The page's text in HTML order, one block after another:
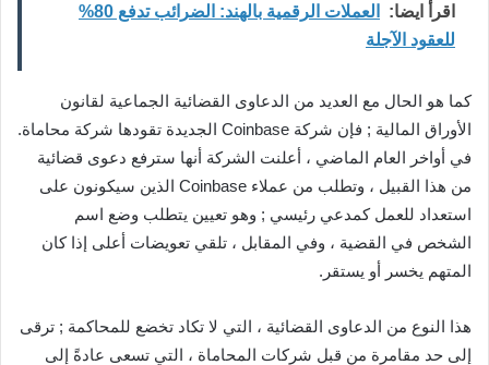
اقرأ ايضا:
العملات الرقمية بالهند: الضرائب تدفع 80%
للعقود الآجلة
كما هو الحال مع العديد من الدعاوى القضائية الجماعية لقانون
الأوراق المالية ; فإن شركة Coinbase الجديدة تقودها شركة محاماة.
في أواخر العام الماضي ، أعلنت الشركة أنها سترفع دعوى قضائية
من هذا القبيل ، وتطلب من عملاء Coinbase الذين سيكونون على
استعداد للعمل كمدعي رئيسي ; وهو تعيين يتطلب وضع اسم
الشخص في القضية ، وفي المقابل ، تلقي تعويضات أعلى إذا كان
المتهم يخسر أو يستقر.
هذا النوع من الدعاوى القضائية ، التي لا تكاد تخضع للمحاكمة ; ترقى
إلى حد مقامرة من قبل شركات المحاماة ، التي تسعى عادةً إلى